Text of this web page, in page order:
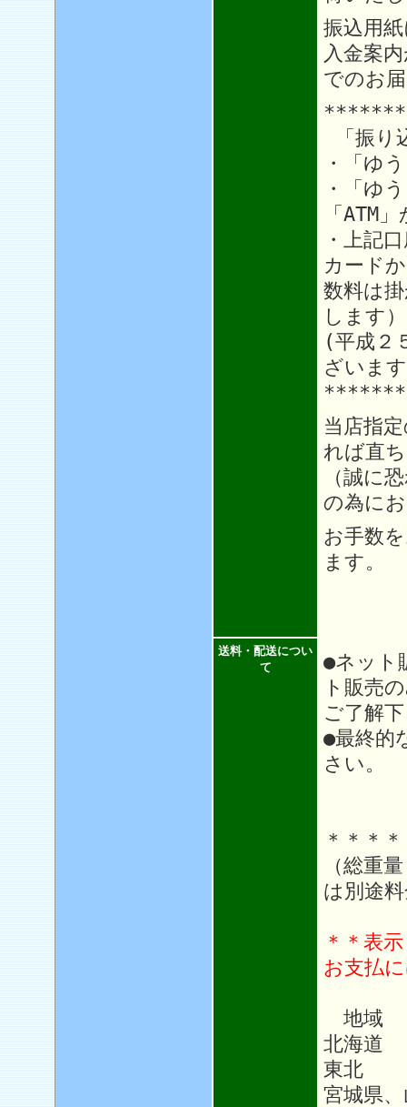
振込用
入金案
でのお
「振り
・「ゆ
・「ゆ
「ATM
・上記
カード
数料は
します）
(平成２
ざいま
当店指
れば直
（誠に
の為に
お手数
ます。
送料・配送につい
て
●ネット
ト販売
ご了解
●最終的
さい。
＊＊＊
（総重
は別途
＊＊表
お支払
地
北海
東北
宮城県